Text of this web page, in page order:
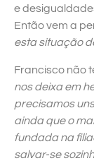
e
Então vem a
esta situação
Francisco não
nos deixa em
precisamos
ainda que o
fundada na
salvar-se